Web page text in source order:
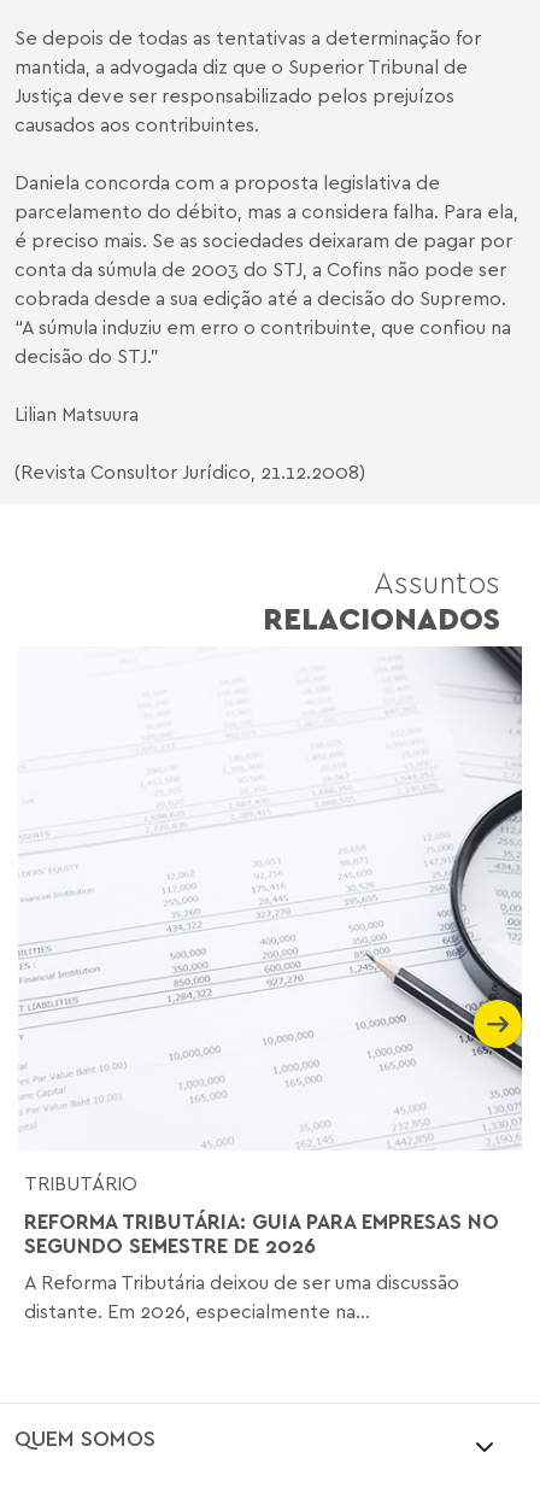
Se depois de todas as tentativas a determinação for
mantida, a advogada diz que o Superior Tribunal de
Justiça deve ser responsabilizado pelos prejuízos
causados aos contribuintes.
Daniela concorda com a proposta legislativa de
parcelamento do débito, mas a considera falha. Para ela,
é preciso mais. Se as sociedades deixaram de pagar por
conta da súmula de 2003 do STJ, a Cofins não pode ser
cobrada desde a sua edição até a decisão do Supremo.
“A súmula induziu em erro o contribuinte, que confiou na
decisão do STJ.”
Lilian Matsuura
(Revista Consultor Jurídico, 21.12.2008)
Assuntos
RELACIONADOS
TRIBUTÁRIO
REFORMA TRIBUTÁRIA: GUIA PARA EMPRESAS NO
SEGUNDO SEMESTRE DE 2026
A Reforma Tributária deixou de ser uma discussão
distante. Em 2026, especialmente na...
QUEM SOMOS